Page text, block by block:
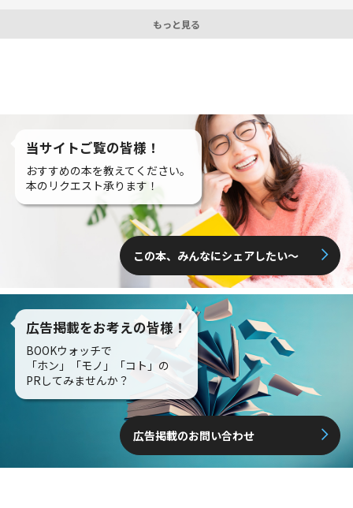
もっと見る
当サイトご覧の皆様！
おすすめの本を教えてください。
本のリクエスト承ります！
この本、みんなにシェアしたい〜
広告掲載をお考えの皆様！
BOOKウォッチで
「ホン」「モノ」「コト」の
PRしてみませんか？
広告掲載のお問い合わせ